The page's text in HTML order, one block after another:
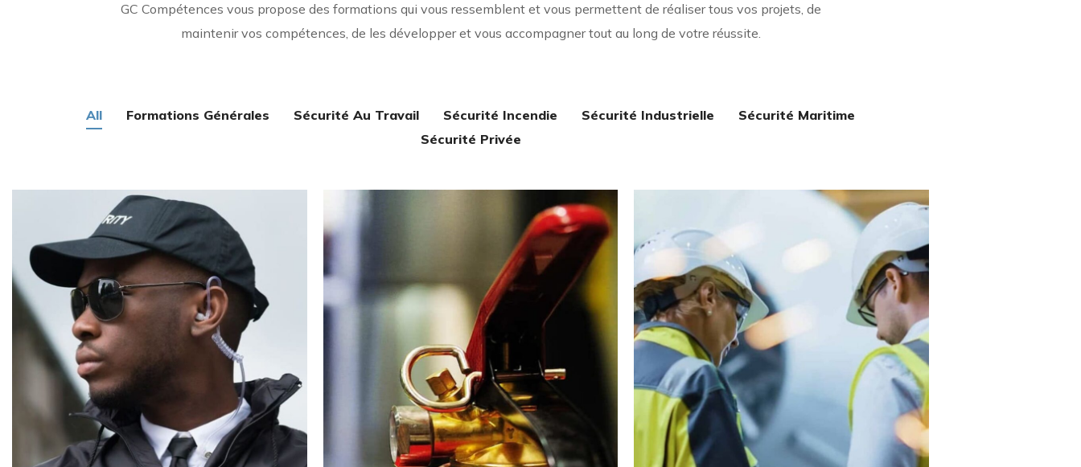
GC Compétences vous propose des formations qui vous ressemblent et vous permettent de réaliser tous vos projets, de
maintenir vos compétences, de les développer et vous accompagner tout au long de votre réussite.
All Formations Générales Sécurité Au Travail Sécurité Incendie Sécurité Industrielle
Sécurité Maritime
Sécurité Privée